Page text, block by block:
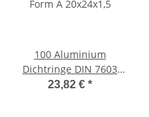
100 Aluminium
Dichtringe DIN 7603
Form A 20x24x1,5
23,82 € *